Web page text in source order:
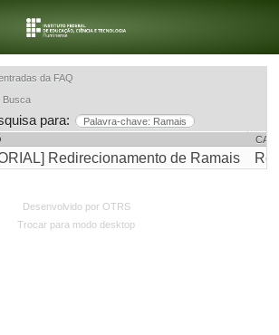
da FAQ
Busca
para:
Palavra-chave: Ramais
Redirecionamento de Ramais
Desenvolvido por OTRS
Trocar para modo desktop